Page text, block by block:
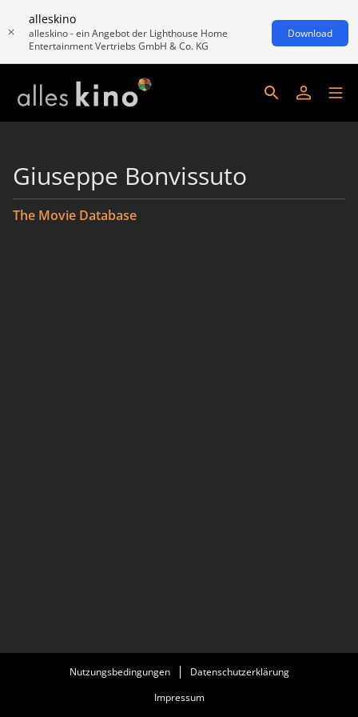
alleskino
alleskino - ein Angebot der Lighthouse Home
Entertainment Vertriebs GmbH & Co. KG
Download
Giuseppe Bonvissuto
The Movie Database
Nutzungsbedingungen
Datenschutzerklärung
Impressum